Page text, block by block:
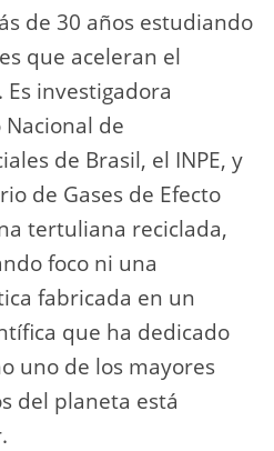
de 30 años estudiando
que aceleran el
investigadora
de
de Brasil, el INPE, y
de Gases de Efecto
tertuliana reciclada,
foco ni una
fabricada en un
que ha dedicado
uno de los mayores
del planeta está